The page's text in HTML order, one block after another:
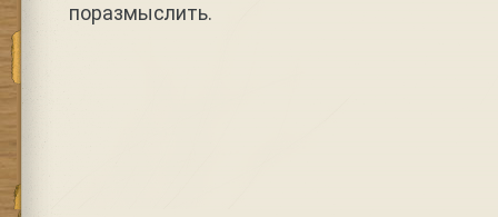
поразмыслить.